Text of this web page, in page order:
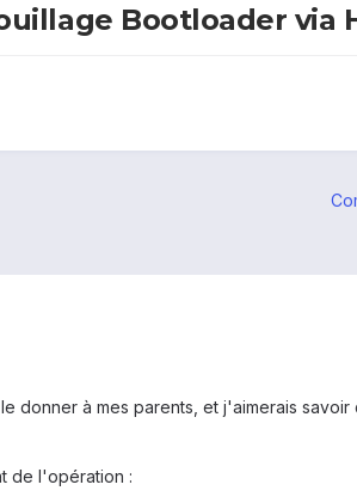
Bootloader via
donner à mes parents, et j'aimerais
de l'opération :